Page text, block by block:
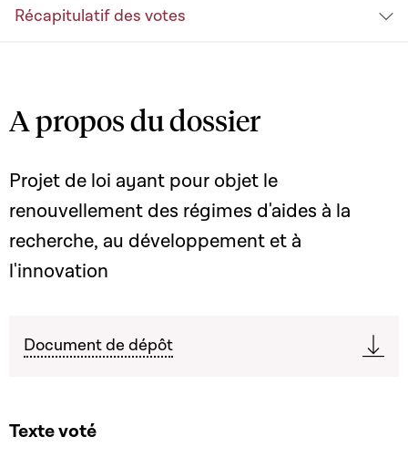
Récapitulatif des votes
A propos du dossier
Projet de loi ayant pour objet le
renouvellement des régimes d'aides à la
recherche, au développement et à
l'innovation
Document de dépôt
Texte voté